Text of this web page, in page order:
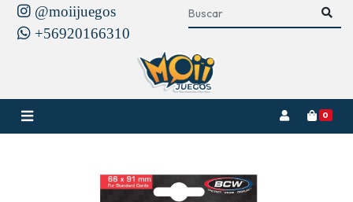
@moiijuegos
+56920166310
0